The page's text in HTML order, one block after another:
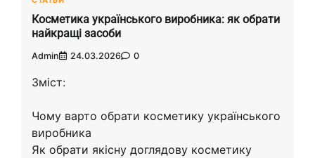
Косметика українського виробника: як обрати
найкращі засоби
Admin 24.03.2026 0
Зміст:
Чому варто обрати косметику українського
виробника
Як обрати якісну доглядову косметику